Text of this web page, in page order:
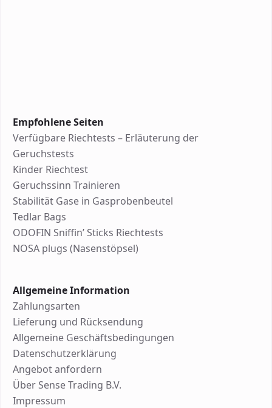
Empfohlene Seiten
Verfügbare Riechtests – Erläuterung der
Geruchstests
Kinder Riechtest
Geruchssinn Trainieren
Stabilität Gase in Gasprobenbeutel
Tedlar Bags
ODOFIN Sniffin’ Sticks Riechtests
NOSA plugs (Nasenstöpsel)
Allgemeine Information
Zahlungsarten
Lieferung und Rücksendung
Allgemeine Geschäftsbedingungen
Datenschutzerklärung
Angebot anfordern
Über Sense Trading B.V.
Impressum